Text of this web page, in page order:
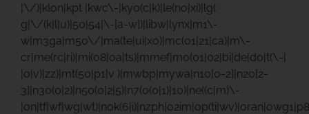
|\/)|klon|kpt |kwc\-|kyo(c|k)|le(no|xi)|lg(
g|\/(k|l|u)|50|54|\-[a-w])|libw|lynx|m1\-
w|m3ga|m50\/|ma(te|ui|xo)|mc(01|21|ca)|m\-
cr|me(rc|ri)|mi(o8|oa|ts)|mmef|mo(01|02|bi|de|do|t(\-|
|o|v)|zz)|mt(50|p1|v )|mwbp|mywa|n10[0-2]|n20[2-
3]|n30(0|2)|n50(0|2|5)|n7(0(0|1)|10)|ne((c|m)\-